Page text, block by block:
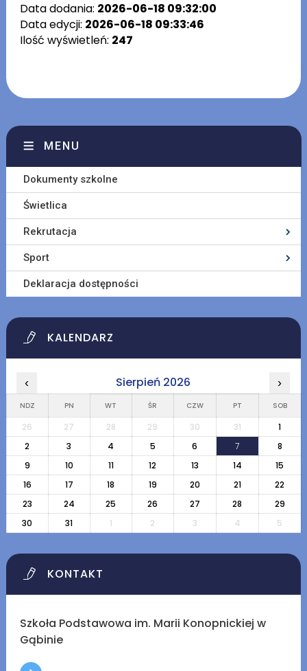
Data dodania: 2026-06-18 09:32:00
Data edycji: 2026-06-18 09:33:46
Ilość wyświetleń: 247
MENU
Dokumenty szkolne
Świetlica
Rekrutacja
Sport
Deklaracja dostępności
KALENDARZ
‹ Sierpień 2026 ›
NDZ PN WT ŚR CZW PT SOB
26 27 28 29 30 31
1
2
3 4 5 6 7
8
9
10 11 12 13 14
15
16
17 18 19 20 21
22
23
24 25 26 27 28
29
30
31 1 2 3 4 5
KONTAKT
Szkoła Podstawowa im. Marii Konopnickiej w
Gąbinie